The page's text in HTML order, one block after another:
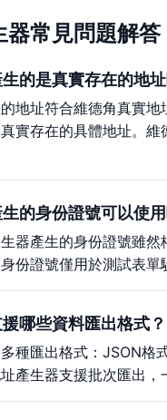
器常見問題解答
的是真實存在的地址
地址符合維德角真實
實存在的具體地址。
的身份證號可以使用
器產生的身份證號雖
份證號僅用於測試表單
哪些資料匯出格式？
種匯出格式：JSON格
產生器支援批次匯出，